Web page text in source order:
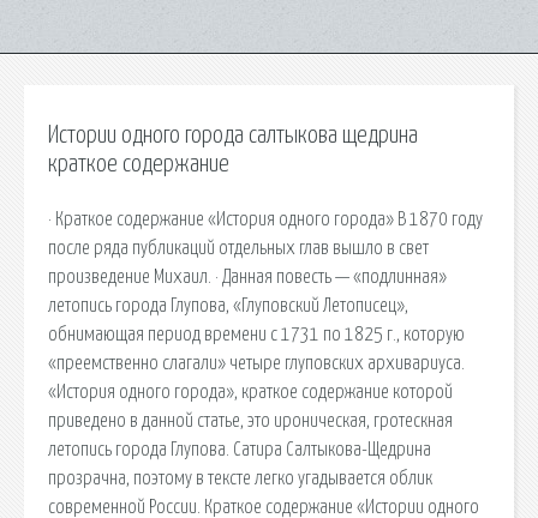
Истории одного города салтыкова щедрина
краткое содержание
· Краткое содержание «История одного города» В 1870 году
после ряда публикаций отдельных глав вышло в свет
произведение Михаил. · Данная повесть — «подлинная»
летопись города Глупова, «Глуповский Летописец»,
обнимающая период времени с 1731 по 1825 г., которую
«преемственно слагали» четыре глуповских архивариуса.
«История одного города», краткое содержание которой
приведено в данной статье, это ироническая, гротескная
летопись города Глупова. Сатира Салтыкова-Щедрина
прозрачна, поэтому в тексте легко угадывается облик
современной России. Краткое содержание «Истории одного